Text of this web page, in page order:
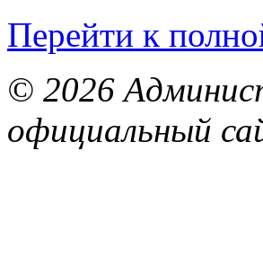
Перейти к
© 2026
официальный